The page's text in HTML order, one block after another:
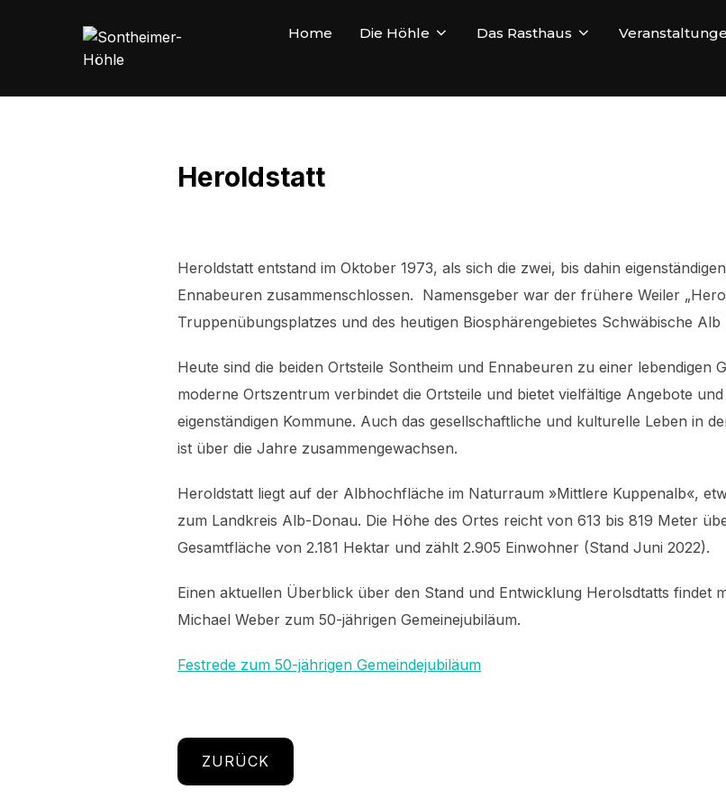
Home Die Höhle Das Rasthaus
Heroldstatt
Heroldstatt entstand im Oktober 1973, als sich die zwei, bis dahin
Ennabeuren zusammenschlossen. Namensgeber war der frühere Weiler
Truppenübungsplatzes und des heutigen Biosphärengebietes Schwäbische Alb
Heute sind die beiden Ortsteile Sontheim und Ennabeuren zu einer lebendigen
moderne Ortszentrum verbindet die Ortsteile und bietet vielfältige Angebote
eigenständigen Kommune. Auch das gesellschaftliche und kulturelle Leben in
ist über die Jahre zusammengewachsen.
Heroldstatt liegt auf der Albhochfläche im Naturraum »Mittlere Kuppenalb«,
zum Landkreis Alb-Donau. Die Höhe des Ortes reicht von 613 bis 819 Meter
Gesamtfläche von 2.181 Hektar und zählt 2.905 Einwohner (Stand Juni 2022).
Einen aktuellen Überblick über den Stand und Entwicklung Herolsdtatts findet
Michael Weber zum 50-jährigen Gemeinejubiläum.
Festrede zum 50-jährigen Gemeindejubiläum
ZURÜCK